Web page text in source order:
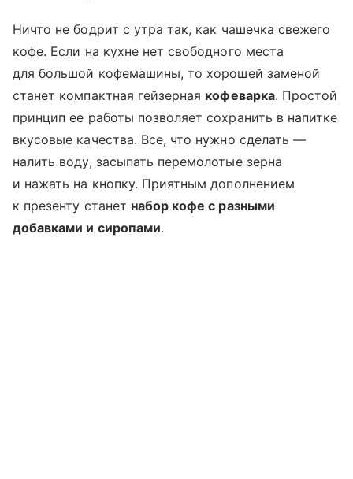
Ничто не бодрит с утра так, как чашечка свежего
кофе. Если на кухне нет свободного места
для большой кофемашины, то хорошей заменой
станет компактная гейзерная кофеварка. Простой
принцип ее работы позволяет сохранить в напитке
вкусовые качества. Все, что нужно сделать —
налить воду, засыпать перемолотые зерна
и нажать на кнопку. Приятным дополнением
к презенту станет набор кофе с разными
добавками и сиропами.